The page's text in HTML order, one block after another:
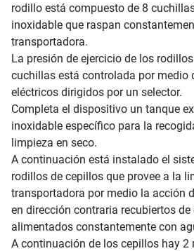
rodillo está compuesto de 8
inoxidable que raspan
transportadora.
La presión de ejercicio de los
cuchillas está controlada por medio
eléctricos dirigidos por un selector.
Completa el dispositivo un tanque
inoxidable específico para la
limpieza en seco.
A continuación está instalado el
rodillos de cepillos que provee a la
transportadora por medio la acción
en dirección contraria recubiertos
alimentados constantemente con
A continuación de los cepillos hay 2